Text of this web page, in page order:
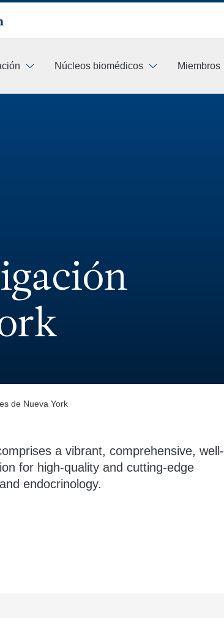
Núcleos biomédicos Miembros
de Nueva York
a vibrant, comprehensive, well-
for high-quality and cutting-edge
endocrinology.